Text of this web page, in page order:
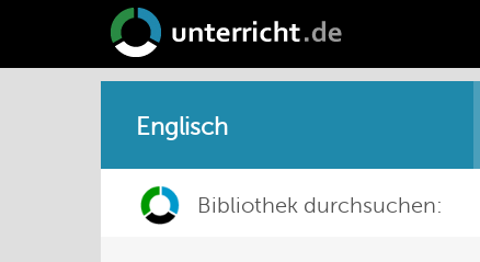
Englisch
Bibliothek durchsuchen: